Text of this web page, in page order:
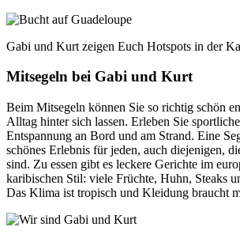
Gabi und Kurt zeigen Euch Hotspots in der
Mitsegeln bei Gabi und Kurt
Beim Mitsegeln können Sie so richtig schön
Alltag hinter sich lassen. Erleben Sie
Entspannung an Bord und am Strand. Eine
schönes Erlebnis für jeden, auch diejenigen,
sind. Zu essen gibt es leckere Gerichte im
karibischen Stil: viele Früchte, Huhn, Steaks
Das Klima ist tropisch und Kleidung braucht